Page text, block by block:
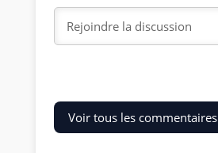
Voir tous les commentaires